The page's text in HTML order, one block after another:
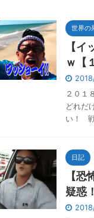
世界の
【
ｗ【
２０１
どれだ
い！
日記
【
疑惑